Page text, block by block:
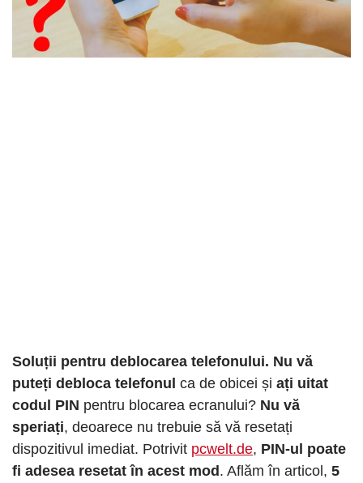
Soluții pentru deblocarea telefonului. Nu vă
puteți debloca telefonul ca de obicei și ați uitat
codul PIN pentru blocarea ecranului? Nu vă
speriați, deoarece nu trebuie să vă resetați
dispozitivul imediat. Potrivit pcwelt.de, PIN-ul poate
fi adesea resetat în acest mod. Aflăm în articol, 5